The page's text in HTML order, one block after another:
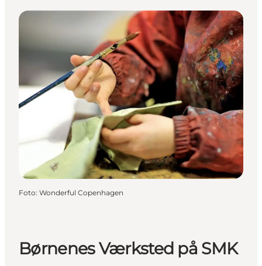
Foto: Wonderful Copenhagen
Børnenes Værksted på SMK